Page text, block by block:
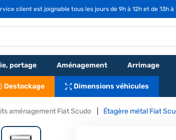
client est joignable tous les jours de 9h à 12h et de 13h à
portage Aménagement Arrimage
Destockage Dimensions véhicules
aménagement Fiat Scudo Étagère métal Fiat